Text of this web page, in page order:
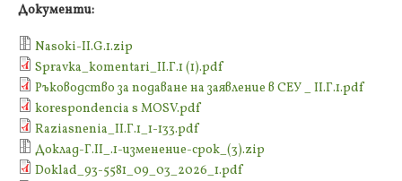
Документи:
Nasoki-ІІ.G.1.zip
Spravka_komentari_II.Г.1 (1).pdf
Ръководство за подаване на заявление в СЕУ _ II.Г.1.pdf
korespondencia s MOSV.pdf
Raziasnenia_ІІ.Г.1_1-133.pdf
Доклад-Г.II_.1-изменение-срок_(3).zip
Doklad_93-5581_09_03_2026_1.pdf